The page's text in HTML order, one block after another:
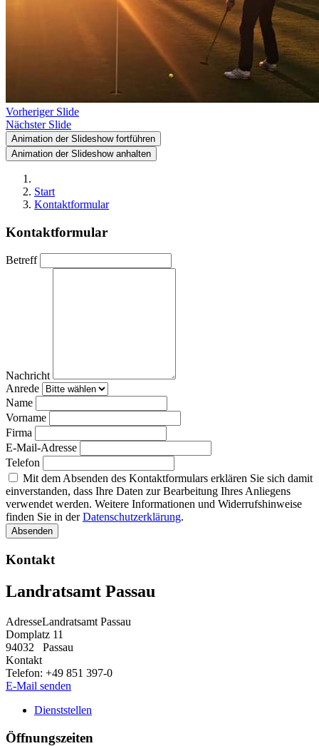
Vorheriger Slide
Nächster Slide
Animation der Slideshow fortführen
Animation der Slideshow anhalten
Start
Kontaktformular
Kontaktformular
Betreff
Nachricht
Anrede
Name
Vorname
Firma
E-Mail-Adresse
Telefon
Mit dem Absenden des Kontaktformulars erklären Sie sich damit
einverstanden, dass Ihre Daten zur Bearbeitung Ihres Anliegens
verwendet werden. Weitere Informationen und Widerrufshinweise
finden Sie in derDatenschutzerklärung.
Absenden
Kontakt
Landratsamt Passau
AdresseLandratsamt Passau
Domplatz 11
94032
Passau
Kontakt
Telefon: +49 851 397-0
E-Mail senden
Dienststellen
Öffnungszeiten